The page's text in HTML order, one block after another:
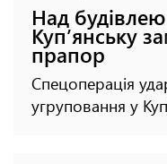
Над
Куп’янську
прапор
Спецоперація
угруповання у